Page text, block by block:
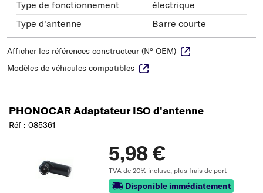
Type de fonctionnement
électrique
Type d'antenne
Barre courte
Afficher les références constructeur (N° OEM)
Modèles de véhicules compatibles
PHONOCAR Adaptateur ISO d'antenne
Réf : 085361
5,98 €
TVA de 20% incluse, plus frais de port
Disponible immédiatement